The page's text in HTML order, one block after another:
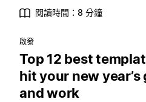
閱讀時間：8 分鐘
啟發
Top 12 best
hit your new
and work